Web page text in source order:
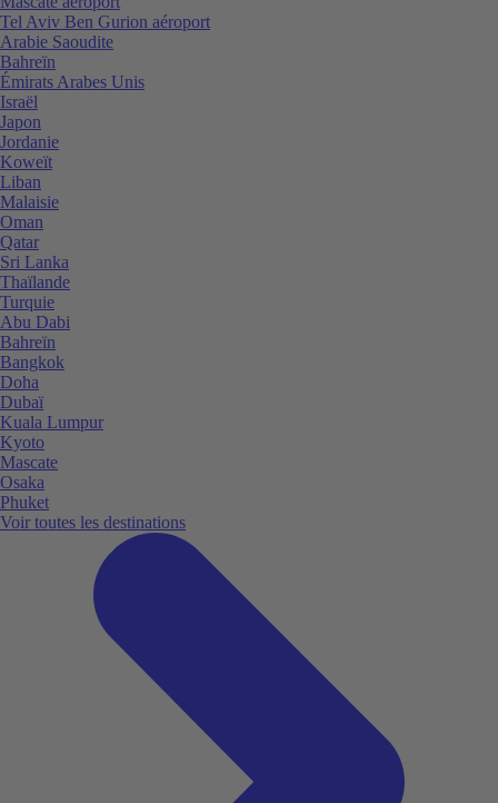
Tel Aviv Ben Gurion aéroport
Arabie Saoudite
Bahreïn
Émirats Arabes Unis
Israël
Japon
Jordanie
Koweït
Liban
Malaisie
Oman
Qatar
Sri Lanka
Thaïlande
Turquie
Abu Dabi
Bahreïn
Bangkok
Doha
Dubaï
Kuala Lumpur
Kyoto
Mascate
Osaka
Phuket
Voir toutes les destinations